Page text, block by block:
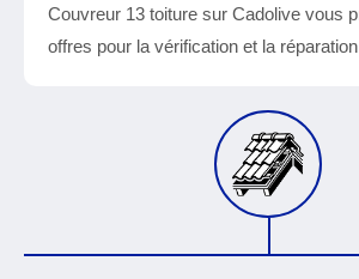
Couvreur 13 toiture sur Cadolive vous
offres pour la vérification et la